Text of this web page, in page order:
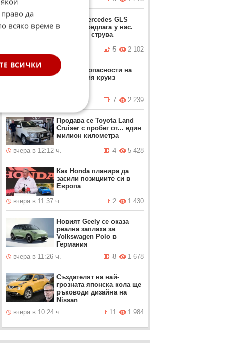
Новият Mercedes GLS
вече се предлага у нас.
Ето колко струва
2 102
5
Скритите опасности на
адаптивния круиз
2 239
7
Продава се Toyota Land
Cruiser с пробег от... един
милион километра
вчера в 12:12 ч.
5 428
4
Как Honda планира да
засили позициите си в
Европа
вчера в 11:37 ч.
1 430
2
Новият Geely се оказа
реална заплаха за
Volkswagen Polo в
Германия
вчера в 11:26 ч.
1 678
8
Създателят на най-
грозната японска кола ще
ръководи дизайна на
Nissan
вчера в 10:24 ч.
1 984
11
да
всяко време в
ВСИЧКИ